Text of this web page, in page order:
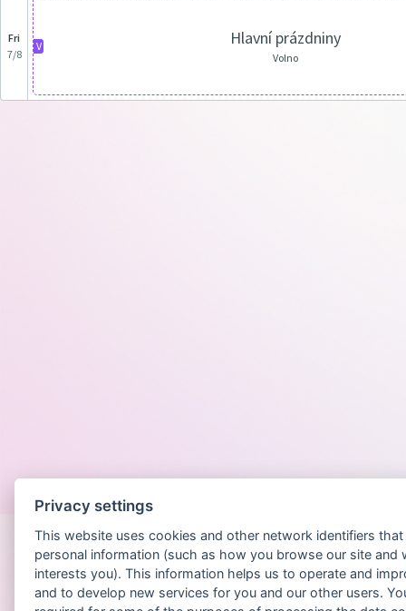
Fri
7/8
V Hlavní prázdniny
Volno
Privacy settings
This website uses cookies and other network identifiers
personal information (such as how you browse our site and
interests you). This information helps us to operate and
and to develop new services for you and our other users.